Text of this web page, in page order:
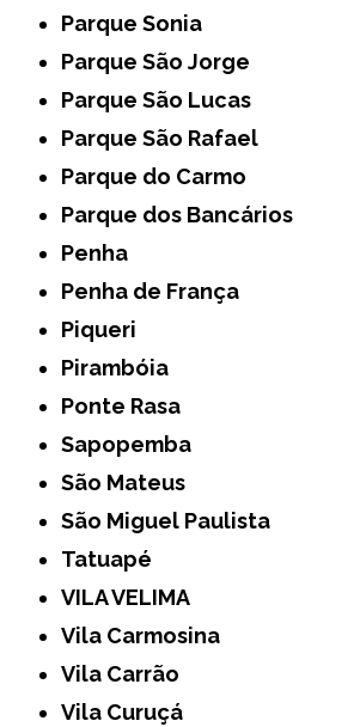
Parque Sonia
Parque São Jorge
Parque São Lucas
Parque São Rafael
Parque do Carmo
Parque dos Bancários
Penha
Penha de França
Piqueri
Pirambóia
Ponte Rasa
Sapopemba
São Mateus
São Miguel Paulista
Tatuapé
VILA VELIMA
Vila Carmosina
Vila Carrão
Vila Curuçá